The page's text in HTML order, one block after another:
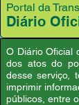
Portal da
Diário
O Diário Oficial
dos atos do
desse serviço,
imprimir
públicos, entre